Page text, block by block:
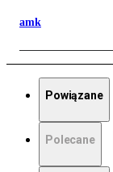
amk
Powiązane
Polecane